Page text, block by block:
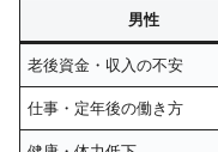
男性
老後資金・収入の不安
仕事・定年後の働き方